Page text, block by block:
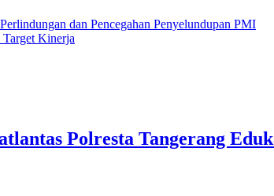
dan Pencegahan Penyelundupan PMI
Kinerja
Polresta Tangerang